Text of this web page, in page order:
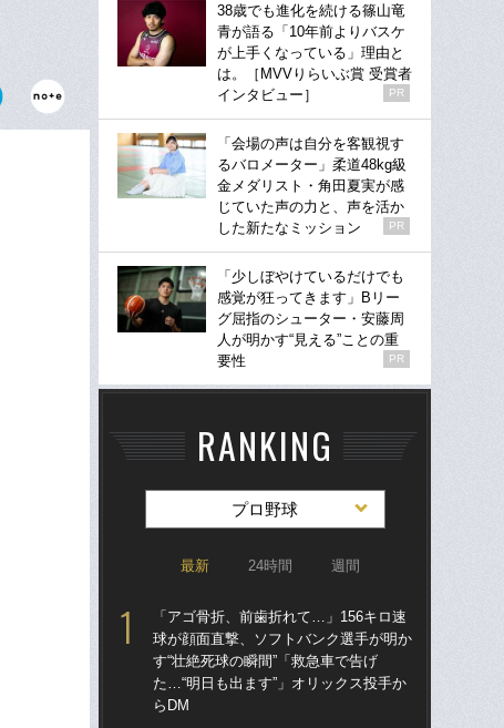
38歳でも進化を続ける篠山竜
青が語る「10年前よりバスケ
が上手くなっている」理由と
は。［MVVりらいぶ賞 受賞者
インタビュー］
PR
「会場の声は自分を客観視す
るバロメーター」柔道48kg級
金メダリスト・角田夏実が感
じていた声の力と、声を活か
した新たなミッション
PR
「少しぼやけているだけでも
感覚が狂ってきます」Bリー
グ屈指のシューター・安藤周
人が明かす“見える”ことの重
要性
PR
RANKING
プロ野球
最新 24時間 週間
「アゴ骨折、前歯折れて…」156キロ速
球が顔面直撃、ソフトバンク選手が明か
す“壮絶死球の瞬間”「救急車で告げ
た…“明日も出ます”」オリックス投手か
らDM